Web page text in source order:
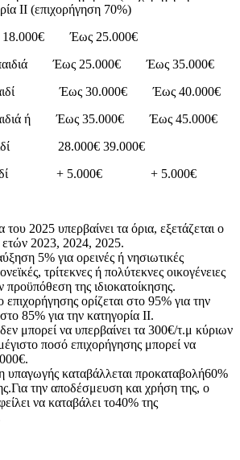
(επιχορήγηση 70%)
Έως 25.000€
παιδιά Έως 25.000€ Έως 35.000€
παιδί Έως 30.000€ Έως 40.000€
ή Έως 35.000€ Έως 45.000€
28.000€ 39.000€
παιδί + 5.000€ + 5.000€
2025 υπερβαίνει τα όρια, εξετάζεται ο
2023, 2024, 2025.
5% για ορεινές ή νησιωτικές
τρίτεκνες ή πολύτεκνες οικογένειες
της ιδιοκατοίκησης.
ορίζεται στο 95% για την
85% για την κατηγορία ΙΙ.
μπορεί να υπερβαίνει τα 300€/τ.μ κύριων
ποσό επιχορήγησης μπορεί να
καταβάλλεται προκαταβολή60%
την αποδέσμευση και χρήση της, ο
να καταβάλει το40% της